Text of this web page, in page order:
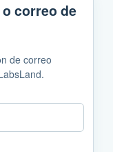
correo de
de correo